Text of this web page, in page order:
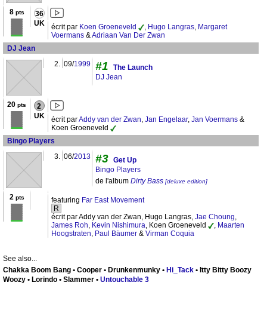
8pts 36
UK écrit par Koen Groeneveld , Hugo Langras, Margaret
Voermans &Adriaan Van Der Zwan
DJ Jean
2. 09/1999 #1
The Launch
DJ Jean
20 pts 2
UK écrit parAddy van der Zwan, Jan Engelaar, Jan Voermans &
Koen Groeneveld
Bingo Players
3. 06/2013 #3 Get Up
Bingo Players
de l'album Dirty Bass [deluxe edition]
2 pts featuring Far East Movement
R
écrit par Addy van der Zwan, Hugo Langras, Jae Choung,
James Roh, Kevin Nishimura, Koen Groeneveld , Maarten
Hoogstraten, Paul Bäumer & Virman Coquia
See also...
Chakka Boom Bang • Cooper • Drunkenmunky • Hi_Tack • Itty Bitty Boozy
Woozy • Lorindo • Slammer • Untouchable 3